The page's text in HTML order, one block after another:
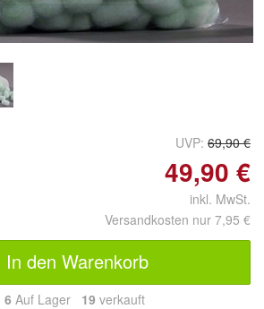
UVP: 69,90 €
49,90 €
inkl. MwSt.
Versandkosten nur 7,95 €
In den Warenkorb
6 Auf Lager 19 verkauft